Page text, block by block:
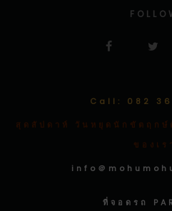
Call: 082
สุดสัปดาห์ วันหยุดนักขัตฤกษ์
ของเรา
info＠
ที่จอดรถ